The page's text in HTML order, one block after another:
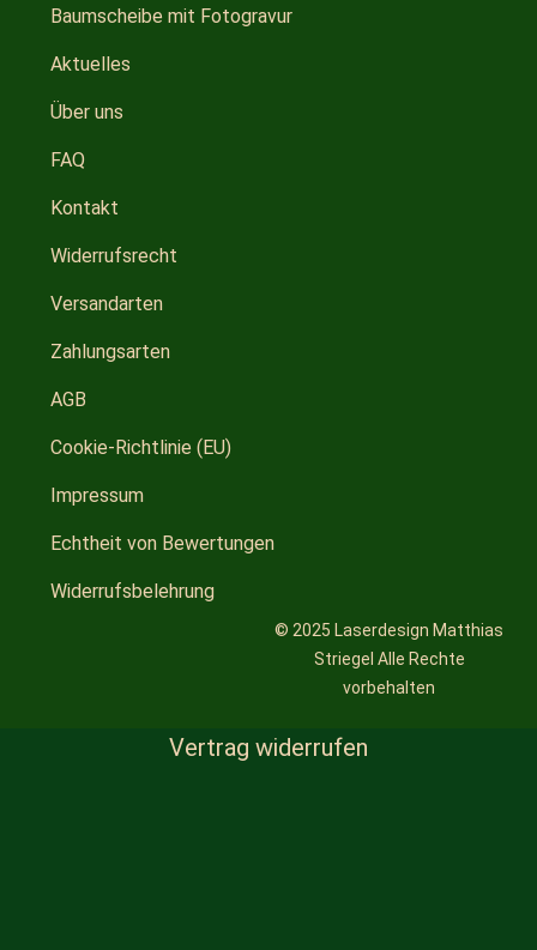
Baumscheibe mit Fotogravur
Aktuelles
Über uns
FAQ
Kontakt
Widerrufsrecht
Versandarten
Zahlungsarten
AGB
Cookie-Richtlinie (EU)
Impressum
Echtheit von Bewertungen
Widerrufsbelehrung
© 2025 Laserdesign Matthias
Striegel Alle Rechte
vorbehalten
Vertrag widerrufen